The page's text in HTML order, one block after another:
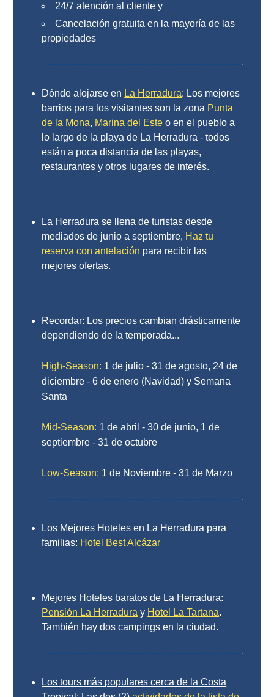
Playas de Granada
Playas de Maro
Kayak
Barranquismo
Lanchas
Bicicletas
Tours de
Aventura
Top 10
Top Gratis
CERCANOS
Cuevas de Nerja
Caminito del Rey
24/7 atención al cliente y
Cancelación gratuita en la mayoría de las
propiedades
Dónde alojarse en La Herradura: Los mejores
barrios para los visitantes son la zona Punta
de la Mona, Marina del Este o en el pueblo a
lo largo de la playa de La Herradura - todos
están a poca distancia de las playas,
restaurantes y otros lugares de interés.
La Herradura se llena de turistas desde
mediados de junio a septiembre, Haz tu
reserva con antelación para recibir las
mejores ofertas.
Recordar: Los precios cambian drásticamente
dependiendo de la temporada...
High-Season: 1 de julio - 31 de agosto, 24 de
diciembre - 6 de enero (Navidad) y Semana
Santa
Mid-Season: 1 de abril - 30 de junio, 1 de
septiembre - 31 de octubre
Low-Season: 1 de Noviembre - 31 de Marzo
Los Mejores Hoteles en La Herradura para
familias: Hotel Best Alcázar
Mejores Hoteles baratos de La Herradura:
Pensión La Herradura y Hotel La Tartana.
También hay dos campings en la ciudad.
Los tours más populares cerca de la Costa